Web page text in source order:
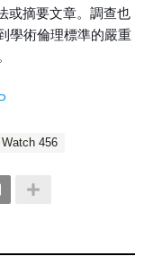
或摘要文章。調查也
學術倫理標準的嚴重
Watch 456